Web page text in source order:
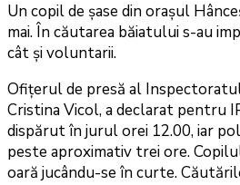
Un copil de șase din orașul
mai. În căutarea băiatului s-au
cât și voluntarii.
Ofițerul de presă al
Cristina Vicol, a declarat pentru
dispărut în jurul orei 12.00, iar
peste aproximativ trei ore.
oară jucându-se în curte.